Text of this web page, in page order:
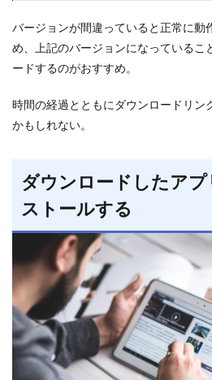
バージョンが間違っていると正常に動
め、上記のバージョンになっているこ
ードするのがおすすめ。
時間の経過とともにダウンロードリン
かもしれない。
ダウンロードしたア
ストールする